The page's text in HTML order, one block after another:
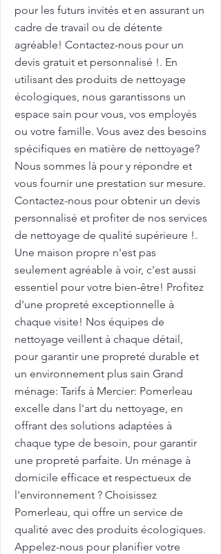
pour les futurs invités et en assurant un
cadre de travail ou de détente
agréable! Contactez-nous pour un
devis gratuit et personnalisé !. En
utilisant des produits de nettoyage
écologiques, nous garantissons un
espace sain pour vous, vos employés
ou votre famille. Vous avez des besoins
spécifiques en matière de nettoyage?
Nous sommes là pour y répondre et
vous fournir une prestation sur mesure.
Contactez-nous pour obtenir un devis
personnalisé et profiter de nos services
de nettoyage de qualité supérieure !.
Une maison propre n'est pas
seulement agréable à voir, c'est aussi
essentiel pour votre bien-être! Profitez
d'une propreté exceptionnelle à
chaque visite! Nos équipes de
nettoyage veillent à chaque détail,
pour garantir une propreté durable et
un environnement plus sain Grand
ménage: Tarifs à Mercier: Pomerleau
excelle dans l'art du nettoyage, en
offrant des solutions adaptées à
chaque type de besoin, pour garantir
une propreté parfaite. Un ménage à
domicile efficace et respectueux de
l'environnement ? Choisissez
Pomerleau, qui offre un service de
qualité avec des produits écologiques.
Appelez-nous pour planifier votre